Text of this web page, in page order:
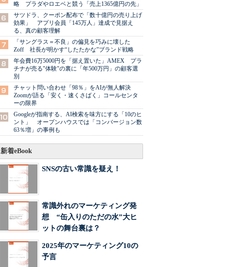
略 プラダやロエベと競う「売上1365億円の先」
サツドラ、クーポン配布で「数十億円の売り上げ
効果」 アプリ会員「145万人」達成で見据え
る、真の顧客理解
「サングラス＝不良」の偏見を巧みに壊した
Zoff 社長が明かす“したたかな”ブランド戦略
年会費16万5000円を「据え置いた」AMEX プラ
チナが売る"体験"の裏に「年500万円」の顧客選
別
チャット問い合わせ「98％」をAIが無人解決
Zoomが語る「安く・速くさばく」コールセンタ
ーの限界
Googleが指南する、AI検索を味方にする「10のヒ
ント」 オープンハウスでは「コンバージョン数
63％増」の事例も
新着eBook
SNSの古い常識を疑え！
常識外れのマーケティング発
想 “缶入りのただの水”大ヒ
ットの舞台裏は？
2025年のマーケティング10の
予言